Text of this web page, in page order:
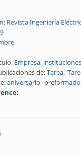
Revista Ingeniería
Empresa,
de:Tarea
aniversario
about 50 años de Tarea: